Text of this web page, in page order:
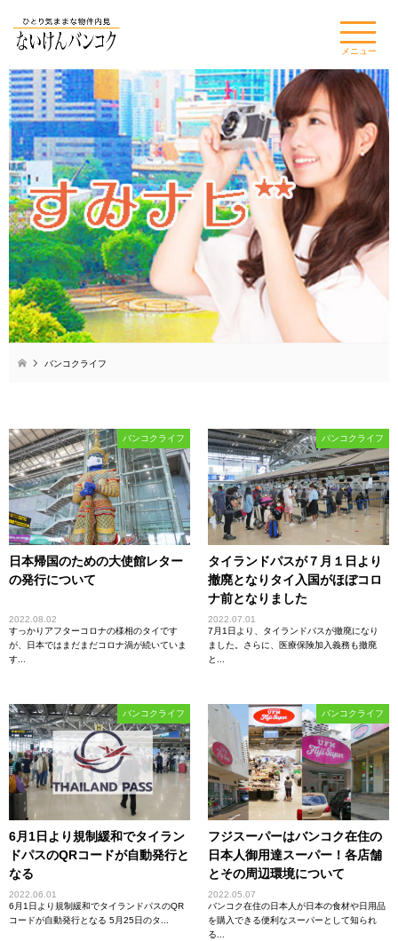
×
メニュー
バンコクライフ
バンコクライフ
日本帰国のための大使館レター
の発行について
2022.08.02
すっかりアフターコロナの様相のタイです
が、日本ではまだまだコロナ渦が続いていま
す...
バンコクライフ
タイランドパスが７月１日より
撤廃となりタイ入国がほぼコロ
ナ前となりました
2022.07.01
7月1日より、タイランドパスが撤廃になり
ました。さらに、医療保険加入義務も撤廃
と...
バンコクライフ
6月1日より規制緩和でタイラン
ドパスのQRコードが自動発行と
なる
2022.06.01
6月1日より規制緩和でタイランドパスのQR
コードが自動発行となる 5月25日のタ...
バンコクライフ
フジスーパーはバンコク在住の
日本人御用達スーパー！各店舗
とその周辺環境について
2022.05.07
バンコク在住の日本人が日本の食材や日用品
を購入できる便利なスーパーとして知られ
る...